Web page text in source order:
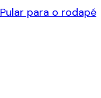
Pular para o rodapé